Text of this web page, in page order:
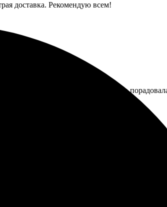
доставка. Рекомендую всем!
в использовании. Доставка
— никаких забот. Удобно и доступно.